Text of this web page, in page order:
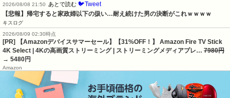
2026/08/08 21:50
あとで読む 🐦Tweet
【悲報】帰宅すると家政婦以下の扱い…耐え続けた男の決断がこれｗｗｗｗ
キスログ
2026/08/09 02:30時点
[PR] 【Amazonデバイスサマーセール】【31%OFF！】 Amazon Fire TV Stick
4K Select | 4Kの高画質ストリーミング | ストリーミングメディアプレ… 7980円
→ 5480円
Amazon